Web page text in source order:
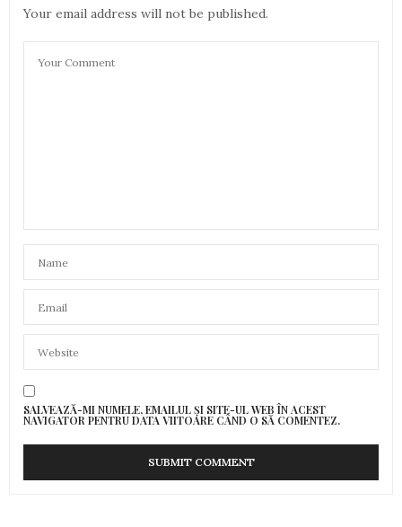
Your email address will not be published.
SALVEAZĂ-MI NUMELE, EMAILUL ȘI SITE-UL WEB ÎN ACEST
NAVIGATOR PENTRU DATA VIITOARE CÂND O SĂ COMENTEZ.